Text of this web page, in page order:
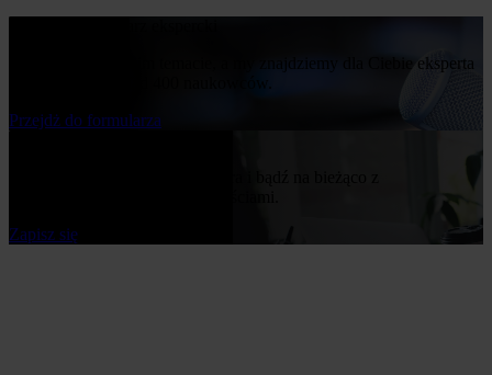
Napisz nam o swoim temacie, a my znajdziemy dla Ciebie eksperta
Przejdż do formularza
Zapisz się